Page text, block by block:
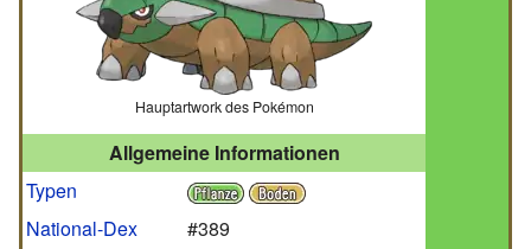
Hauptartwork des Pokémon
Allgemeine Informationen
Typen
National-Dex
#389